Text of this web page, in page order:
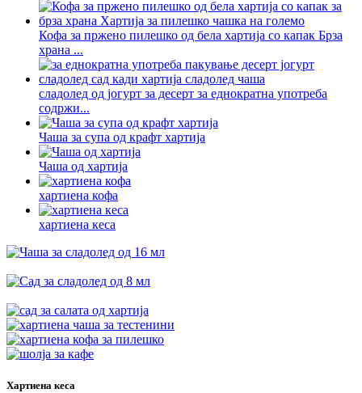
Кофа за пржено пилешко од бела хартија со капак Брза
храна ...
сладолед од јогурт за десерт за еднократна употреба
содржи...
Чаша за супа од крафт хартија
Чаша од хартија
хартиена кофа
хартиена кеса
Хартиена кеса